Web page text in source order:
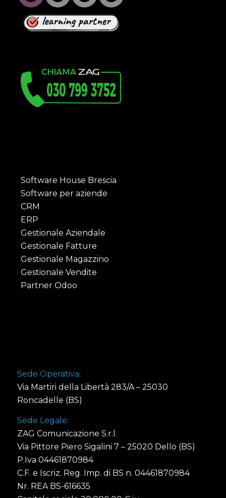
Software House Brescia
Software per aziende
CRM
ERP
Gestionale Aziendale
Gestionale Fatture
Gestionale Magazzino
Gestionale Vendite
Partner Odoo
Sede Operativa:
Via Martiri della Libertà 283/A – 25030
Roncadelle (BS)
Sede Legale:
ZAG Comunicazione S.r.l.
Via Pittore Piero Sigalini 7 – 25020 Dello (BS)
P.Iva 04461870984
C.F. e Iscriz. Reg. Imp. di BS n. 04461870984
Nr. REA BS-616635